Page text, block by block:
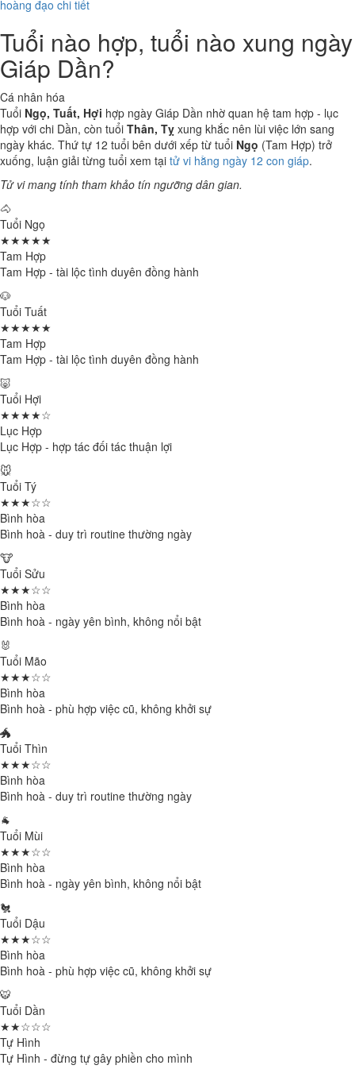
hoàng đạo chi tiết
Tuổi nào hợp, tuổi nào xung ngày
Giáp Dần?
Cá nhân hóa
Tuổi Ngọ, Tuất, Hợi hợp ngày Giáp Dần nhờ quan hệ tam hợp - lục
hợp với chi Dần, còn tuổi Thân, Tỵ xung khắc nên lùi việc lớn sang
ngày khác. Thứ tự 12 tuổi bên dưới xếp từ tuổi Ngọ (Tam Hợp) trở
xuống, luận giải từng tuổi xem tại tử vi hằng ngày 12 con giáp.
Tử vi mang tính tham khảo tín ngưỡng dân gian.
🐴
Tuổi Ngọ
★★★★★
Tam Hợp
Tam Hợp - tài lộc tình duyên đồng hành
🐶
Tuổi Tuất
★★★★★
Tam Hợp
Tam Hợp - tài lộc tình duyên đồng hành
🐷
Tuổi Hợi
★★★★☆
Lục Hợp
Lục Hợp - hợp tác đối tác thuận lợi
🐭
Tuổi Tý
★★★☆☆
Bình hòa
Bình hoà - duy trì routine thường ngày
🐮
Tuổi Sửu
★★★☆☆
Bình hòa
Bình hoà - ngày yên bình, không nổi bật
🐰
Tuổi Mão
★★★☆☆
Bình hòa
Bình hoà - phù hợp việc cũ, không khởi sự
🐲
Tuổi Thìn
★★★☆☆
Bình hòa
Bình hoà - duy trì routine thường ngày
🐐
Tuổi Mùi
★★★☆☆
Bình hòa
Bình hoà - ngày yên bình, không nổi bật
🐔
Tuổi Dậu
★★★☆☆
Bình hòa
Bình hoà - phù hợp việc cũ, không khởi sự
🐯
Tuổi Dần
★★☆☆☆
Tự Hình
Tự Hình - đừng tự gây phiền cho mình